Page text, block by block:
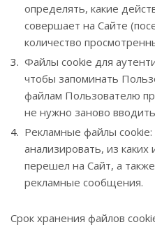
определять, какие
совершает на Сайте
количество
Файлы cookie для
чтобы запоминать
файлам Пользователю
не нужно заново
Рекламные файлы
анализировать, из
перешел на Сайт, а
рекламные сообщения.
Срок хранения файлов